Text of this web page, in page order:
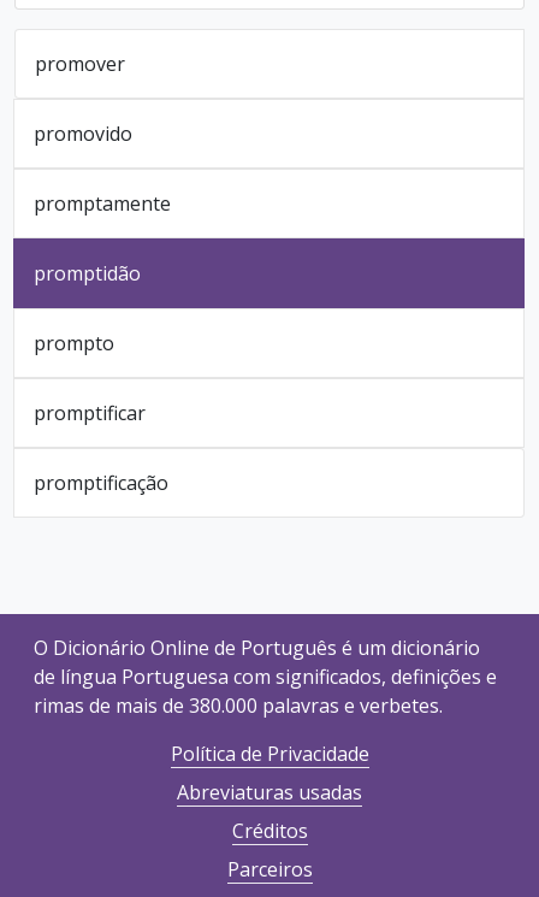
promover
promovido
promptamente
promptidão
prompto
promptificar
promptificação
O Dicionário Online de Português é um dicionário
de língua Portuguesa com significados, definições e
rimas de mais de 380.000 palavras e verbetes.
Política de Privacidade
Abreviaturas usadas
Créditos
Parceiros